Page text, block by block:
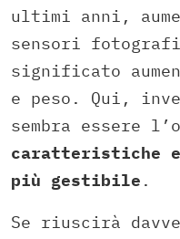
ultimi anni,
sensori
significato
e peso. Qui,
sembra essere
caratteristiche
più gestibile .
Se riuscirà